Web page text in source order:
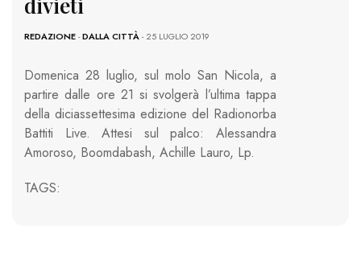
REDAZIONE-DALLA CITTÀ- 25 LUGLIO 2019
Domenica 28 luglio, sul molo San Nicola, a
partire dalle ore 21 si svolgerà l’ultima tappa
della diciassettesima edizione del Radionorba
Battiti Live. Attesi sul palco: Alessandra
Amoroso, Boomdabash, Achille Lauro, Lp.
TAGS: